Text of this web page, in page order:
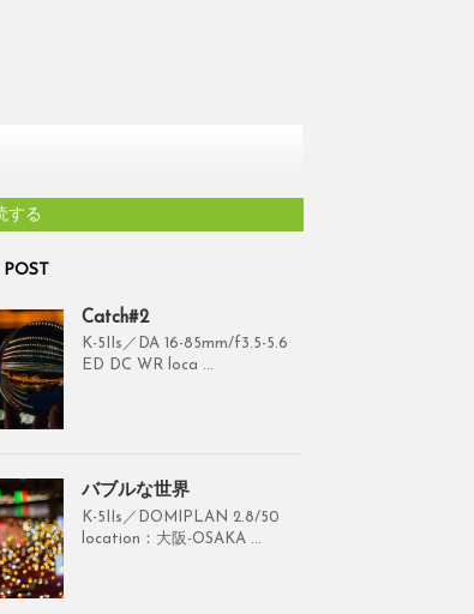
する
Catch#2
K-5IIs／DA 16-85mm/f3.5-5.6
ED DC WR loca ...
バブルな世界
K-5IIs／DOMIPLAN 2.8/50
location：大阪-OSAKA ...